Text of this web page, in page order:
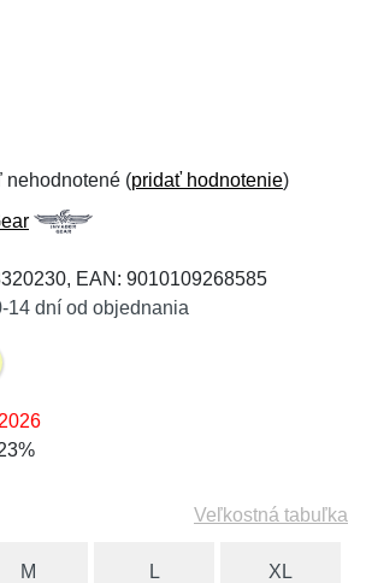
nehodnotené (pridať hodnotenie)
EAN: 9010109268585
14 dní od objednania
Veľkostná tabuľka
M L XL